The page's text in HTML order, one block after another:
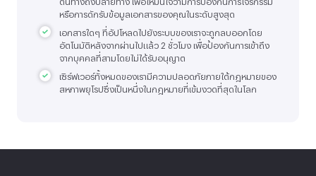
หรือการดักรับข้อมูลเอกสารของคุณในระดับสูงสุด
เอกสารใดๆ ที่อัปโหลดไปยังระบบของเราจะถูกลบออกโดย
อัตโนมัติหลังจากผ่านไปแล้ว 2 ชั่วโมง เพื่อป้องกันการเข้าถึง
จากบุคคลที่สามโดยไม่ได้รับอนุญาต
เซิร์ฟเวอร์ทั้งหมดของเรามีความปลอดภัยภายใต้กฎหมายของ
สหภาพยุโรปซึ่งเป็นหนึ่งในกฎหมายที่เข้มงวดที่สุดในโลก